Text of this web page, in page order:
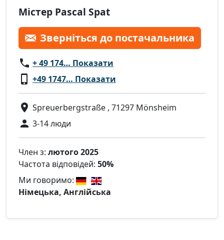
Містер Pascal Spat
Зверніться до постачальника
+ 49 174… Показати
+49 1747… Показати
Spreuerbergstraße , 71297 Mönsheim
3-14 люди
Член з: лютого 2025
Частота відповідей: 50%
Ми говоримо:
Німецька, Англійська